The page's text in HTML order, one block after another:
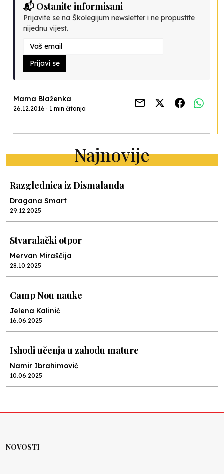
📬 Ostanite informisani
Prijavite se na Školegijum newsletter i ne propustite
nijednu vijest.
Prijavi se
Mama Blaženka
26.12.2016 · 1 min čitanja
Najnovije
Razglednica iz Dismalanda
Dragana Smart
29.12.2025
Stvaralački otpor
Mervan Miraščija
28.10.2025
Camp Nou nauke
Jelena Kalinić
16.06.2025
Ishodi učenja u zahodu mature
Namir Ibrahimović
10.06.2025
NOVOSTI